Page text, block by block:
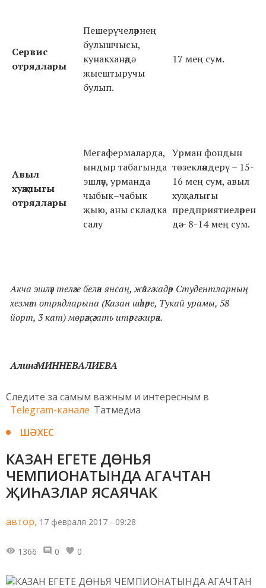
Сервис
отрядлары
Пешерүчеләрнең
булышчысы,
кунакханәдә
жыештыручы
булып.
17 мең сум.
Авыл
хуҗалыгы
отрядлары
Мегафермаларда,
ындыр табагында
эшләү, урманда
чыбык–чабык
җыю, аны складка
салу
Урман фондын
төзекләндерү – 15-
16 мең сум, авыл
хуҗалыгы
предприятиеләрен
дә – 8-14 мең сум.
Акча эшләү теләге белән янсаң, жәйгә кадәр Студентларның
хезмәт отрядларына (Казан шәһәре, Тукай урамы, 58
йорт, 3 кат) мөрәҗәгать итәргә кирәк.
Алинә МИННЕВАЛИЕВА
Следите за самым важным и интересным в
Telegram-канале Татмедиа
ШӘХЕС
КАЗАН ЕГЕТЕ ДӨНЬЯ
ЧЕМПИОНАТЫНДА АГАЧТАН
ҖИҺАЗЛАР ЯСАЯЧАК
автор, 17 февраля 2017 - 09:28
1366 0 0